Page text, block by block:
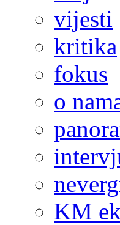
vijesti
kritika
fokus
o
KM